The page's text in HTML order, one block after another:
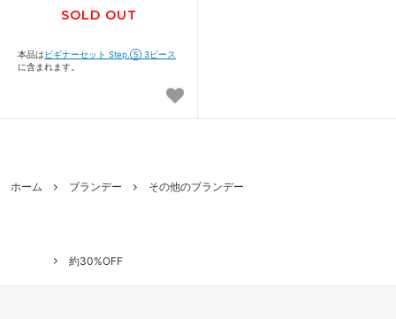
SOLD OUT
本品は ビギナーセット Step.⑤ 3ピース
に含まれます。
ホーム ブランデー その他のブランデー
約30%OFF